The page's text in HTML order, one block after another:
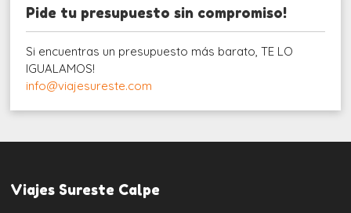
Pide tu presupuesto sin compromiso!
Si encuentras un presupuesto más barato, TE LO
IGUALAMOS!
info@viajesureste.com
Viajes Sureste Calpe